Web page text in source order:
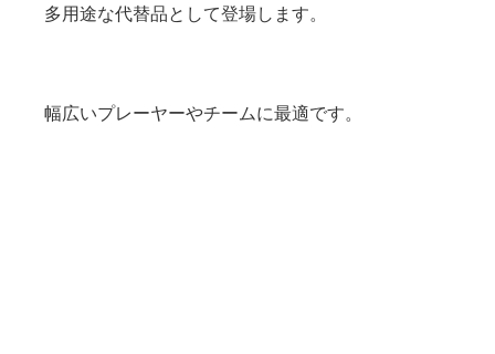
多用途な代替品として登場します。
幅広いプレーヤーやチームに最適です。